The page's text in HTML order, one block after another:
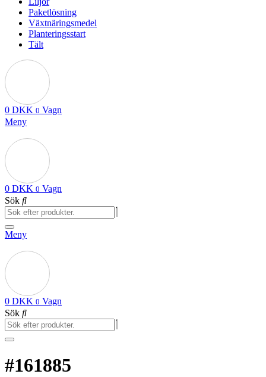
Paketlösning
Växtnäringsmedel
Planteringsstart
Tält
0 DKK 0 Vagn
Meny
0 DKK 0 Vagn
Sök
Meny
0 DKK 0 Vagn
Sök
#161885